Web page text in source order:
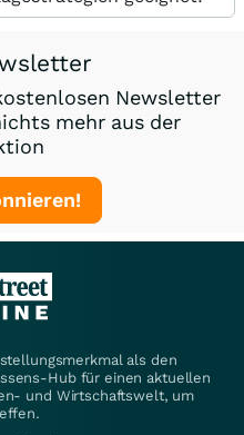
Newsletter
mehr aus der
als den
Hub für einen aktuellen
und Wirtschaftswelt, um